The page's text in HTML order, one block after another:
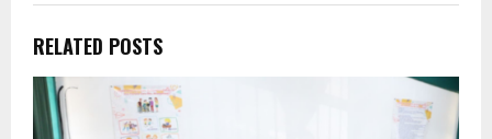
RELATED POSTS